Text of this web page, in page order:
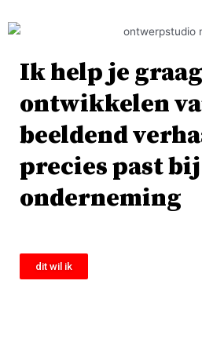
Ik help je
ontwikkelen
beeldend
precies past
onderneming
dit wil ik